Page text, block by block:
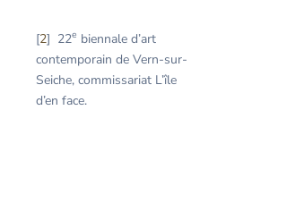
2 22e biennale d’art
contemporain de Vern-sur-
Seiche, commissariat L’île
d’en face.